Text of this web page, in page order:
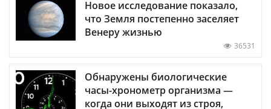
Новое исследование показало,
что Земля постепенно заселяет
Венеру жизнью
36531
Обнаружены биологические
часы-хронометр организма —
когда они выходят из строя,